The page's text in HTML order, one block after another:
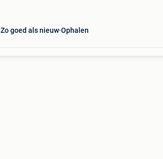
Zo goed als nieuw Ophalen